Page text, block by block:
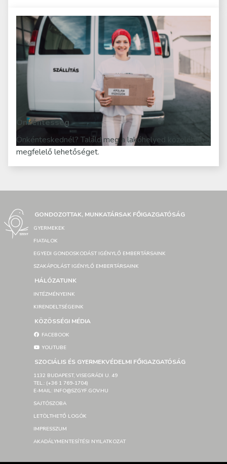
Önkéntesség
Önkénteskednél? Találd meg a lakóhelyed közelében a
megfelelő lehetőséget.
GONDOZOTTAK, MUNKATÁRSAK FŐIGAZGATÓSÁG
GYERMEKEK
FIATALOK
EGYEDI GONDOSKODÁST IGÉNYLŐ EMBERTÁRSAINK
SZAKÁPOLÁST IGÉNYLŐ EMBERTÁRSAINK
HÁLÓZATUNK
INTÉZMÉNYEINK
KIRENDELTSÉGEINK
KÖZÖSSÉGI MÉDIA
FACEBOOK
YOUTUBE
SZOCIÁLIS ÉS GYERMEKVÉDELMI FŐIGAZGATÓSÁG
1132 BUDAPEST, VISEGRÁDI U. 49
TEL.: (+36 1 769-1704)
E-MAIL: INFO@SZGYF.GOV.HU
SAJTÓSZOBA
LETÖLTHETŐ LOGÓK
IMPRESSZUM
AKADÁLYMENTESÍTÉSI NYILATKOZAT